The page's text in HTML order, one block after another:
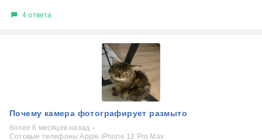
4 ответа
Почему камера фотографирует размыто
более 6 месяцев назад
Сотовые телефоны Apple iPhone 12 Pro Max